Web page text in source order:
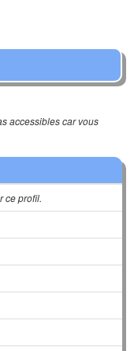
accessibles car vous
ce profil.